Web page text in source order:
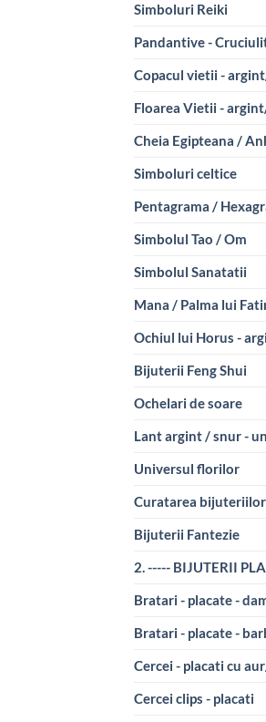
Simboluri Reiki
Pandantive -
Copacul vietii -
Floarea Vietii -
Cheia Egipteana /
Simboluri celtice
Pentagrama /
Simbolul Tao / Om
Simbolul Sanatatii
Mana / Palma lui
Ochiul lui Horus -
Bijuterii Feng Shui
Ochelari de soare
Lant argint / snur -
Universul florilor
Curatarea bijuteriilor
Bijuterii Fantezie
2. ----- BIJUTERII
Bratari - placate -
Bratari - placate -
Cercei - placati cu
Cercei clips - placati